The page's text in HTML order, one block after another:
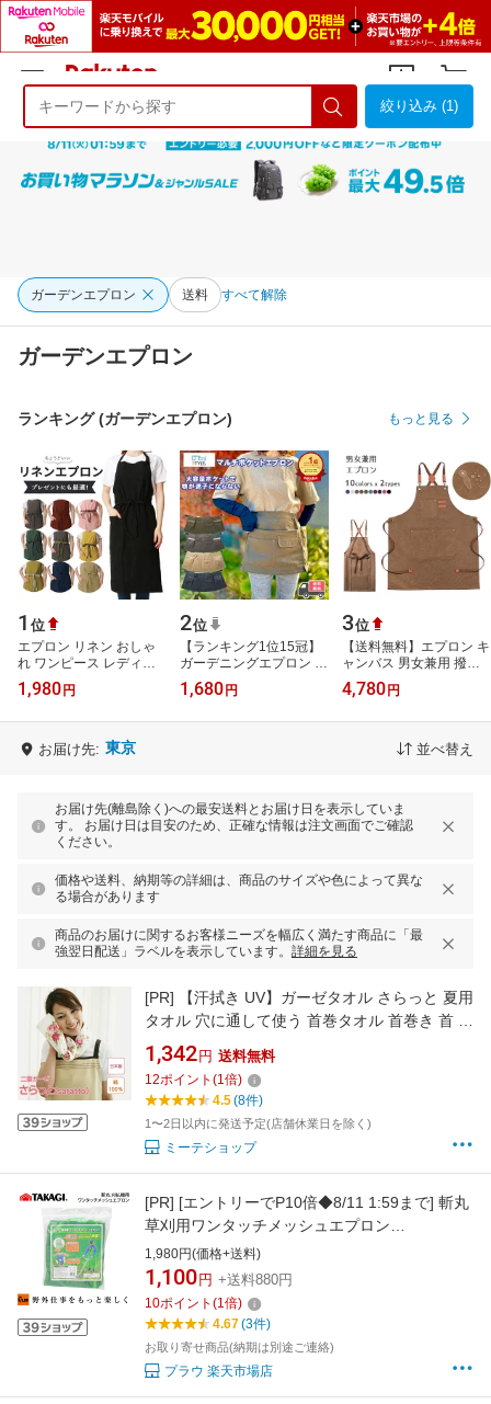
ようこそ 楽天市場へ ログイン
絞り込み (1)
ガーデンエプロン 送料 すべて解除
ガーデンエプロン
ランキング (ガーデンエプロン) もっと見る
1 位
エプロン リネン おしゃ
れ ワンピース レディー
ス メンズ 北欧 保育士 カ
フェ 仕事用 ロング丈 大
1,980 円
2位
【ランキング1位15冠】
ガーデニングエプロン の
らスタイル マルチポケッ
トエプロン NS-947 ショ
1,680 円
3位
【送料無料】エプロン キ
ャンバス 男女兼用 撥水
ガーデンエプロン 作業
カフェ 図工 ガーデニン
4,780 円
お届け先: 東京 並べ替え
お届け先(離島除く)への最安送料とお届け日を表示していま
す。 お届け日は目安のため、正確な情報は注文画面でご確認
ください。
価格や送料、納期等の詳細は、商品のサイズや色によって異な
る場合があります
商品のお届けに関するお客様ニーズを幅広く満たす商品に「最
強翌日配送」ラベルを表示しています。 詳細を見る
[PR]
【汗拭き UV】ガーゼタオル さらっと 夏用
タオル 穴に通して使う 首巻タオル 首巻き 首 日
焼け止め おしゃれ タオル ガーゼタオル ガーデ
ニング 紫外線対策 マフラータオル UVタオル
熱中症対策 汗拭き ガーゼ タオルマフラー ウォ
ーキングタオル プレゼント 日本製
1,342 円 送料無料
12ポイント (1倍)
4.5(8件)
1〜2日以内に発送予定(店舗休業日を除く)
ミーテショップ
[PR] [エントリーでP10倍◆8/11 1:59まで] 斬丸
草刈用ワンタッチメッシュエプロン
【4907052762008】農作業 草刈り
1,980円(価格+送料)
1,100 円 +送料880円
10ポイント (1倍)
4.67(3件)
お取り寄せ商品(納期は別途ご連絡)
プラウ 楽天市場店